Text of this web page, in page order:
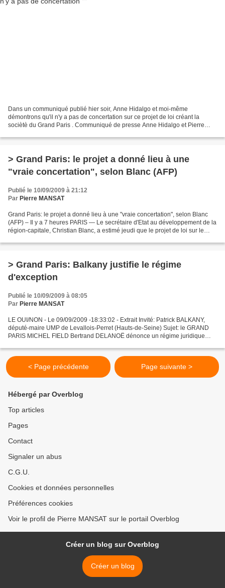
Dans un communiqué publié hier soir, Anne Hidalgo et moi-même
démontrons qu'il n'y a pas de concertation sur ce projet de loi créant la
sociètè du Grand Paris . Communiqué de presse Anne Hidalgo et Pierre
> Grand Paris: le projet a donné lieu à une
"vraie concertation", selon Blanc (AFP)
Publié le 10/09/2009 à 21:12
Par Pierre MANSAT
Grand Paris: le projet a donné lieu à une "vraie concertation", selon Blanc
(AFP) – Il y a 7 heures PARIS — Le secrétaire d'Etat au développement de la
région-capitale, Christian Blanc, a estimé jeudi que le projet de loi sur le
> Grand Paris: Balkany justifie le régime
d'exception
Publié le 10/09/2009 à 08:05
Par Pierre MANSAT
LE OUI/NON - Le 09/09/2009 -18:33:02 - Extrait Invité: Patrick BALKANY,
député-maire UMP de Levallois-Perret (Hauts-de-Seine) Sujet: le GRAND
PARIS MICHEL FIELD Bertrand DELANOË dénonce un régime juridique
< Page précédente Page suivante >
Hébergé par Overblog
Top articles
Pages
Contact
Signaler un abus
C.G.U.
Cookies et données personnelles
Préférences cookies
Voir le profil de Pierre MANSAT sur le portail Overblog
Créer un blog sur Overblog
Créer un blog